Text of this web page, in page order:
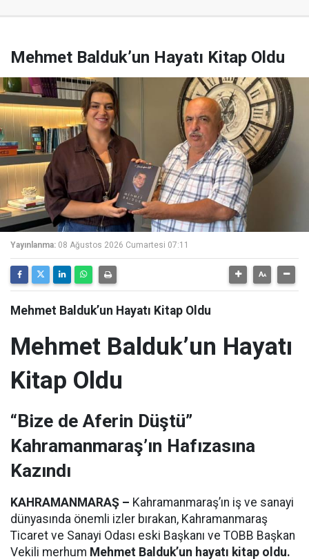
Mehmet Balduk’un Hayatı Kitap Oldu
Yayınlanma: 08 Ağustos 2026 Cumartesi 07:11
Mehmet Balduk’un Hayatı Kitap Oldu
Mehmet Balduk’un Hayatı
Kitap Oldu
“Bize de Aferin Düştü”
Kahramanmaraş’ın Hafızasına
Kazındı
KAHRAMANMARAŞ – Kahramanmaraş’ın iş ve sanayi
dünyasında önemli izler bırakan, Kahramanmaraş
Ticaret ve Sanayi Odası eski Başkanı ve TOBB Başkan
Vekili merhum Mehmet Balduk’un hayatı kitap oldu.